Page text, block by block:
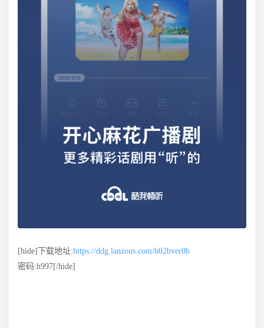
[hide]下载地址:https://ddg.lanzous.com/b02bver0b
密码:h997[/hide]